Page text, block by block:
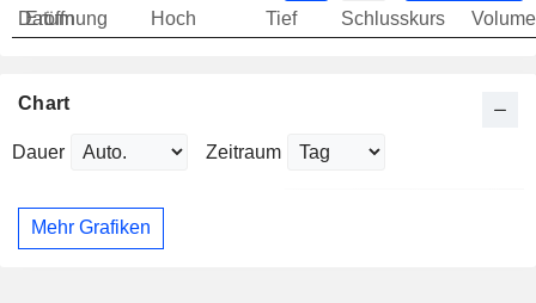
Datum
Eröffnung Hoch Tief Schlusskurs
Chart
Dauer Zeitraum
Mehr Grafiken